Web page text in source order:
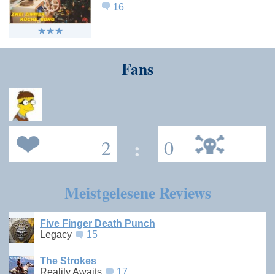
16
Fans
2 : 0
Meistgelesene Reviews
Five Finger Death Punch
Legacy
15
The Strokes
Reality Awaits
17